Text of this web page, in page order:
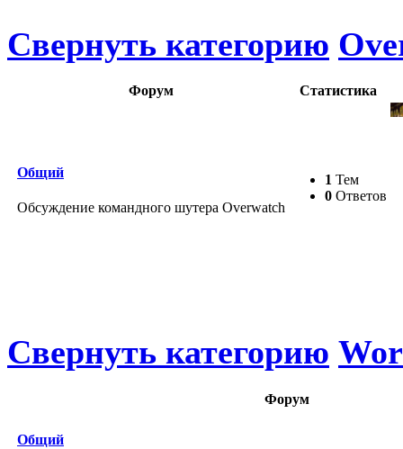
Свернуть категорию
Форум Статистика
Общий
Обсуждение командного шутера Overwatch
1 Тем
0 Ответов
Свернуть категорию
Форум
Общий